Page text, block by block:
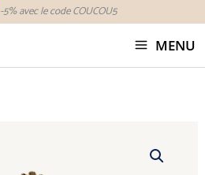
-5% avec le code COUCOU5
MENU